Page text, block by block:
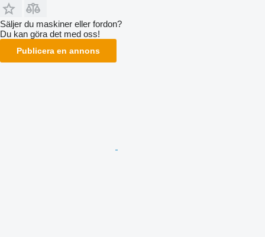
Säljer du maskiner eller fordon?
Du kan göra det med oss!
Publicera en annons